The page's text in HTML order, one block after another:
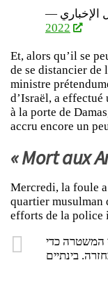
2022
Et, alors qu’il se
de se distancier de
ministre
d’Israël, a
à la porte de
accru encore un
« Mort aux
Mercredi, la foule
quartier musulman
efforts de la police
המשטרה כדי
בינתיים